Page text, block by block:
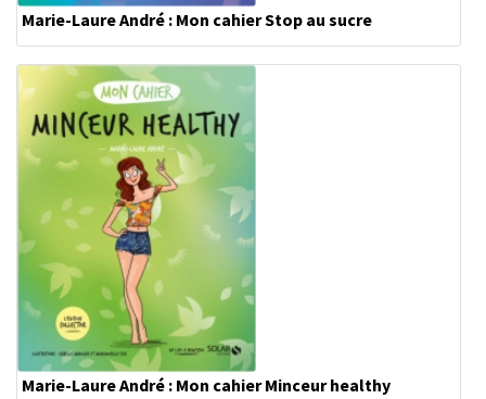
Marie-Laure André : Mon cahier Stop au sucre
Marie-Laure André : Mon cahier Minceur healthy